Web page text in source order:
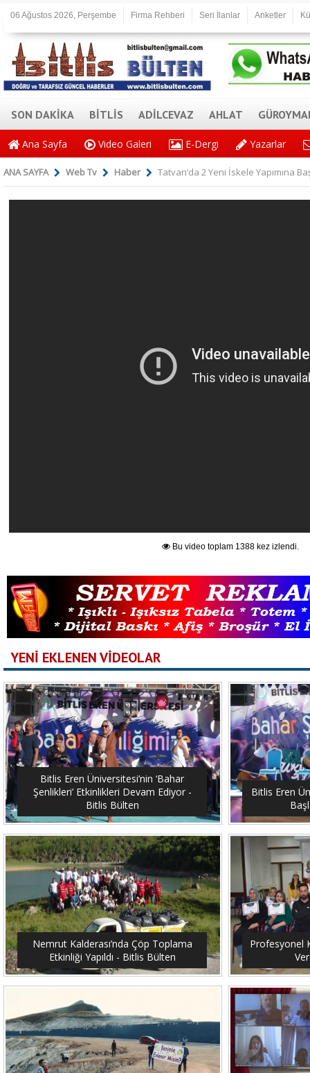
06 Ağustos 2026, Perşembe Firma Rehberi Seri İlanlar Anketler
SON DAKİKA BİTLİS ADİLCEVAZ AHLAT
Ana Sayfa Video Galeri E-Dergi Yazarlar
ANA SAYFA Web Tv Haber Tatvan’da 2 Yeni İskele Yapımına
Bu video toplam 1388 kez izlendi.
YENİ EKLENEN VİDEOLAR
Bitlis Eren Üniversitesi’nin ‘Bahar
Şenlikleri’ Etkinlikleri Devam Ediyor -
Bitlis Bülten
Bitlis Eren
Nemrut Kalderası’nda Çöp Toplama
Etkinliği Yapıldı - Bitlis Bülten
Profesyonel